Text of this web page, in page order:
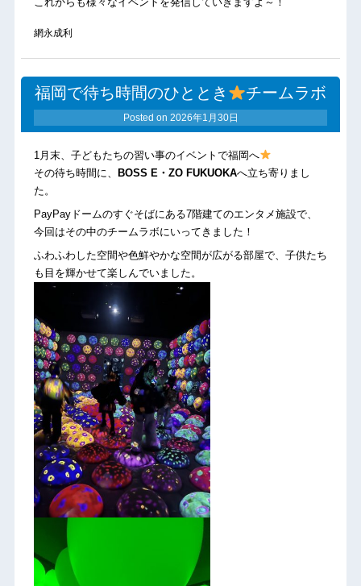
網永成利
福岡で待ち時間のひととき チームラボ
Posted on 2026年1月30日
1月末、子どもたちの習い事のイベントで福岡へ
その待ち時間に、 BOSS E・ZO FUKUOKAへ立ち寄りまし
た。
PayPayドームのすぐそばにある7階建てのエンタメ施設で、
今回はその中のチームラボにいってきました！
ふわふわした空間や色鮮やかな空間が広がる部屋で、子供たち
も目を輝かせて楽しんでいました。